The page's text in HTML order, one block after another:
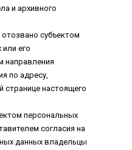
и архивного
субъектом
его
направления
по адресу,
странице настоящего
персональных
согласия на
данных владельцы